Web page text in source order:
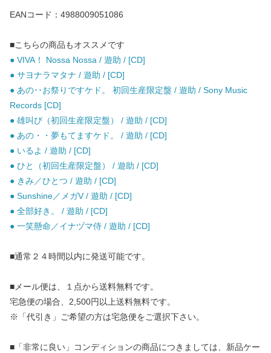
EANコード：4988009051086
■こちらの商品もオススメです
● VIVA！ Nossa Nossa / 遊助 / [CD]
● サヨナラマタナ / 遊助 / [CD]
● あの･･お祭りですケド。 初回生産限定盤 / 遊助 / Sony Music
Records [CD]
● 雄叫び（初回生産限定盤） / 遊助 / [CD]
● あの・・夢もてますケド。 / 遊助 / [CD]
● いるよ / 遊助 / [CD]
● ひと（初回生産限定盤） / 遊助 / [CD]
● きみ／ひとつ / 遊助 / [CD]
● Sunshine／メガV / 遊助 / [CD]
● 全部好き。 / 遊助 / [CD]
● 一笑懸命／イナヅマ侍 / 遊助 / [CD]
■通常２４時間以内に発送可能です。
■メール便は、１点から送料無料です。
宅急便の場合、2,500円以上送料無料です。
※「代引き」ご希望の方は宅急便をご選択下さい。
■「非常に良い」コンディションの商品につきましては、新品ケー